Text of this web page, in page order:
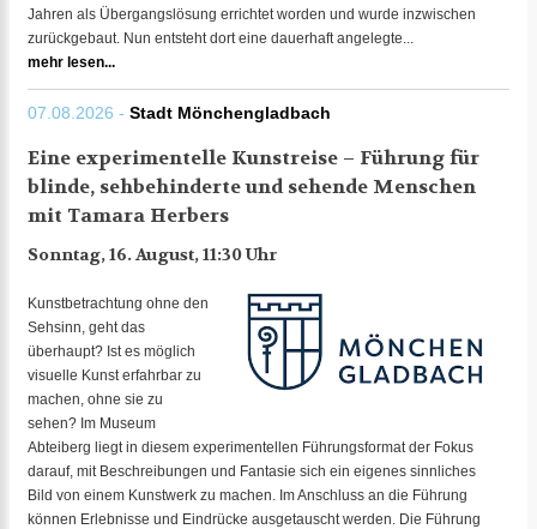
Jahren als Übergangslösung errichtet worden und wurde inzwischen
zurückgebaut. Nun entsteht dort eine dauerhaft angelegte...
mehr lesen...
07.08.2026 - Stadt Mönchengladbach
Eine experimentelle Kunstreise – Führung für
blinde, sehbehinderte und sehende Menschen
mit Tamara Herbers
Sonntag, 16. August, 11:30 Uhr
Kunstbetrachtung ohne den
Sehsinn, geht das
überhaupt? Ist es möglich
visuelle Kunst erfahrbar zu
machen, ohne sie zu
sehen? Im Museum
Abteiberg liegt in diesem experimentellen Führungsformat der Fokus
darauf, mit Beschreibungen und Fantasie sich ein eigenes sinnliches
Bild von einem Kunstwerk zu machen. Im Anschluss an die Führung
können Erlebnisse und Eindrücke ausgetauscht werden. Die Führung